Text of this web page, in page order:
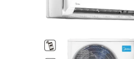
5
hviezdičiek.